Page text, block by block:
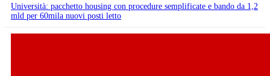
Università: pacchetto housing con procedure semplificate e bando da 1,2
mld per 60mila nuovi posti letto